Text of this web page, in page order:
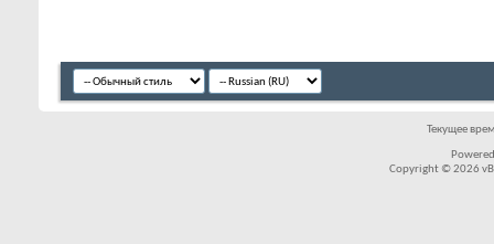
Текущее
Copyright © 2026